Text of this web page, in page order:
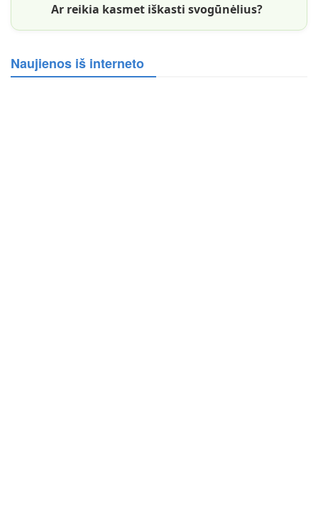
Ar reikia kasmet iškasti svogūnėlius?
Naujienos iš interneto